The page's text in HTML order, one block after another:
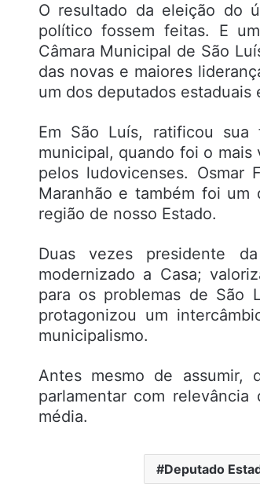
O resultado da eleição do
político fossem feitas. E
Câmara Municipal de São
das novas e maiores
um dos deputados estaduais
Em São Luís, ratificou sua
municipal, quando foi o
pelos ludovicenses.
Maranhão e também foi um
região de nosso Estado.
Duas vezes presidente
modernizado a Casa;
para os problemas de São
protagonizou um
municipalismo.
Antes mesmo de assumir,
parlamentar com
média.
Deputado